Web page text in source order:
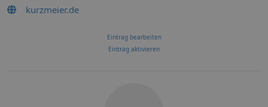
kurzmeier.de
Eintrag bearbeiten
Eintrag aktivieren